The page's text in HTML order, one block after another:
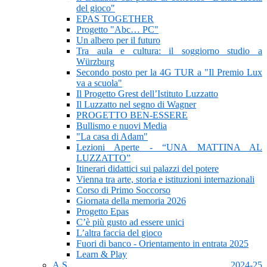
del gioco"
EPAS TOGETHER
Progetto "Abc… PC"
Un albero per il futuro
Tra aula e cultura: il soggiorno studio a
Würzburg
Secondo posto per la 4G TUR a "Il Premio Lux
va a scuola"
Il Progetto Grest dell’Istituto Luzzatto
Il Luzzatto nel segno di Wagner
PROGETTO BEN-ESSERE
Bullismo e nuovi Media
"La casa di Adam"
Lezioni Aperte - “UNA MATTINA AL
LUZZATTO”
Itinerari didattici sui palazzi del potere
Vienna tra arte, storia e istituzioni internazionali
Corso di Primo Soccorso
Giornata della memoria 2026
Progetto Epas
C’è più gusto ad essere unici
L’altra faccia del gioco
Fuori di banco - Orientamento in entrata 2025
Learn & Play